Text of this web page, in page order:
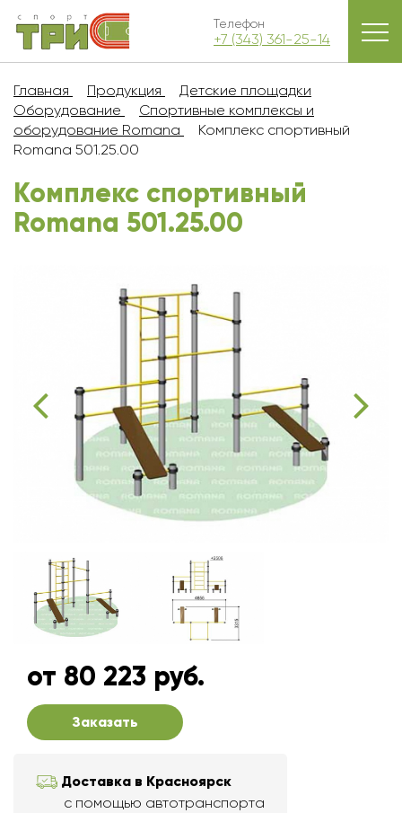
Телефон
+7 (343) 361-25-14
Главная Продукция
Детские площадки
Оборудование
Спортивные комплексы и
оборудование Romana
Комплекс спортивный
Romana 501.25.00
Комплекс спортивный
Romana 501.25.00
от 80 223 руб.
Заказать
Доставка в Красноярск
с помощью автотранспорта